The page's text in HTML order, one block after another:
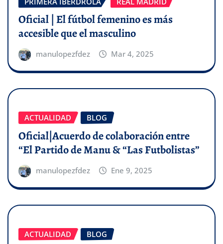
Oficial | El fútbol femenino es más
accesible que el masculino
manulopezfdez Mar 4, 2025
ACTUALIDAD BLOG
Oficial|Acuerdo de colaboración entre
“El Partido de Manu & “Las Futbolistas”
manulopezfdez Ene 9, 2025
ACTUALIDAD BLOG